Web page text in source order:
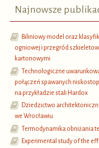
Najnowsze
Biliniowy model oraz
ogniowej i przegród
kartonowymi
Technologiczne
połączeń spawanych
na przykładzie stali Hardox
Dziedzictwo
we Wrocławiu
Termodynamika obniżania
Experimental study of the